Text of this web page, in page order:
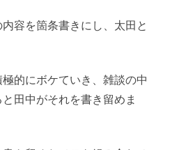
容を箇条書きにし、太田と
的にボケていき、雑談の中
田中がそれを書き留めま